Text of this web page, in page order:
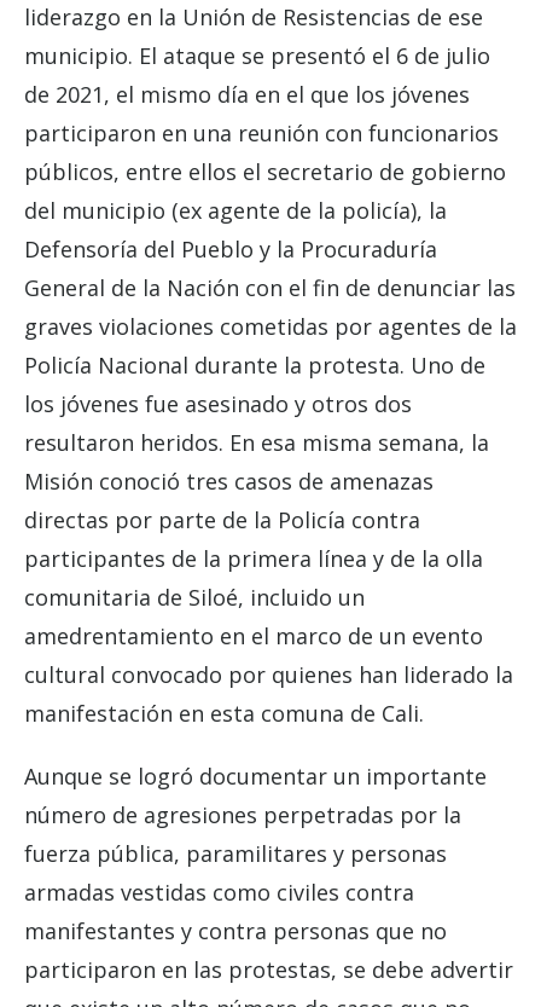
liderazgo en la Unión de Resistencias de ese
municipio. El ataque se presentó el 6 de julio
de 2021, el mismo día en el que los jóvenes
participaron en una reunión con funcionarios
públicos, entre ellos el secretario de gobierno
del municipio (ex agente de la policía), la
Defensoría del Pueblo y la Procuraduría
General de la Nación con el fin de denunciar las
graves violaciones cometidas por agentes de la
Policía Nacional durante la protesta. Uno de
los jóvenes fue asesinado y otros dos
resultaron heridos. En esa misma semana, la
Misión conoció tres casos de amenazas
directas por parte de la Policía contra
participantes de la primera línea y de la olla
comunitaria de Siloé, incluido un
amedrentamiento en el marco de un evento
cultural convocado por quienes han liderado la
manifestación en esta comuna de Cali.
Aunque se logró documentar un importante
número de agresiones perpetradas por la
fuerza pública, paramilitares y personas
armadas vestidas como civiles contra
manifestantes y contra personas que no
participaron en las protestas, se debe advertir